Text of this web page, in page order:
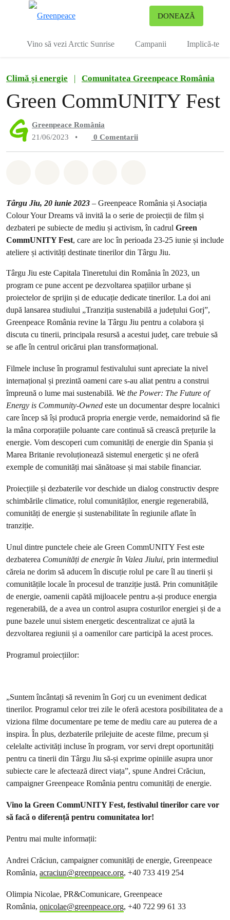
DONEAZĂ
Vino să vezi Arctic Sunrise Campanii Implică-te
Climă și energie | Comunitatea Greenpeace România
Green CommUNITY Fest
Greenpeace România
21/06/2023
• 0 Comentarii
Târgu Jiu, 20 iunie 2023 – Greenpeace România și Asociația
Colour Your Dreams vă invită la o serie de proiecții de film și
dezbateri pe subiecte de mediu și activism, în cadrul Green
CommUNITY Fest, care are loc în perioada 23-25 iunie și include
ateliere și activități destinate tinerilor din Târgu Jiu.
Târgu Jiu este Capitala Tineretului din România în 2023, un
program ce pune accent pe dezvoltarea spațiilor urbane și
proiectelor de sprijin și de educație dedicate tinerilor. La doi ani
după lansarea studiului „Tranziția sustenabilă a județului Gorj”,
Greenpeace România revine la Târgu Jiu pentru a colabora și
discuta cu tinerii, principala resursă a acestui județ, care trebuie să
se afle în centrul oricărui plan transformațional.
Filmele incluse în programul festivalului sunt apreciate la nivel
internațional și prezintă oameni care s-au aliat pentru a construi
împreună o lume mai sustenabilă. We the Power: The Future of
Energy is Community-Owned este un documentar despre localnici
care încep să își producă propria energie verde, nemaidorind să fie
la mâna corporațiile poluante care continuă să crească prețurile la
energie. Vom descoperi cum comunități de energie din Spania și
Marea Britanie revoluționează sistemul energetic și ne oferă
exemple de comunități mai sănătoase și mai stabile financiar.
Proiecțiile și dezbaterile vor deschide un dialog constructiv despre
schimbările climatice, rolul comunităților, energie regenerabilă,
comunități de energie și sustenabilitate în regiunile aflate în
tranziție.
Unul dintre punctele cheie ale Green CommUNITY Fest este
dezbaterea Comunități de energie în Valea Jiului, prin intermediul
căreia ne dorim să aducem în discuție rolul pe care îl au tinerii și
comunitățile locale în procesul de tranziție justă. Prin comunitățile
de energie, oamenii capătă mijloacele pentru a-și produce energia
regenerabilă, de a avea un control asupra costurilor energiei și de a
pune bazele unui sistem energetic descentralizat ce ajută la
dezvoltarea regiunii și a oamenilor care participă la acest proces.
Programul proiecțiilor:
„Suntem încântați să revenim în Gorj cu un eveniment dedicat
tinerilor. Programul celor trei zile le oferă acestora posibilitatea de a
viziona filme documentare pe teme de mediu care au puterea de a
inspira. În plus, dezbaterile prilejuite de aceste filme, precum și
celelalte activități incluse în program, vor servi drept oportunități
pentru ca tinerii din Târgu Jiu să-și exprime opiniile asupra unor
subiecte care le afectează direct viața”, spune Andrei Crăciun,
campaigner Greenpeace România pentru comunități de energie.
Vino la Green CommUNITY Fest, festivalul tinerilor care vor
să facă o diferență pentru comunitatea lor!
Pentru mai multe informații:
Andrei Crăciun, campaigner comunități de energie, Greenpeace
România, acraciun@greenpeace.org, +40 733 419 254
Olimpia Nicolae, PR&Comunicare, Greenpeace
România, onicolae@greenpeace.org, +40 722 99 61 33